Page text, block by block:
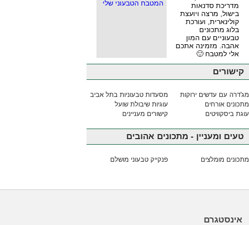
מדריכת סדנאות
בישול, מרצה ויועצת
קולינארית, ועורכת
בלוג מתכונים
טבעוניים עם המון
אהבה. מזמינה אתכם
אלי למטבח 🙂
קישורים
מג'דרה עם עדשים ירוקות
מסעדות טבעוניות בתל אביב
מתכונים אורחים
עוגיות שיבולת שועל
עוגת ביסקוויטים
קישורים מעניינים
טעים ומעניין - מתכונים אהובים
מתכונים מומלצים פנקייק טבעוני מושלם
אינסטגרם